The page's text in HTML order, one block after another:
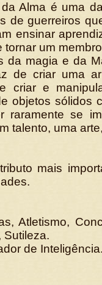
Alma é uma
de guerreiros
ensinar
um
da magia e da
de criar uma
criar e
objetos sólidos
raramente se
talento, uma
mais
Atletismo,
Sutileza.
de